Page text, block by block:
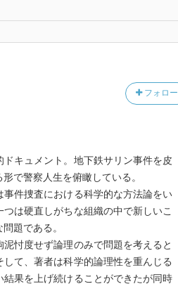
フォロー
キュメント。地下鉄サリン事件を皮
で警察人生を俯瞰している。
件捜査における科学的な方法論をい
は硬直しがちな組織の中で新しいこ
題である。
忖度せず論理のみで問題を考えると
て、著者は科学的論理性を重んじる
果を上げ続けることができたが同時